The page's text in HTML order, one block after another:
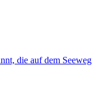
die auf dem Seeweg